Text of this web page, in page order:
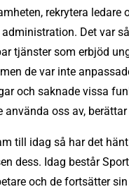
rekrytera ledare
Det var
tjänster som erbjöd
de var inte
och saknade vissa
använda oss av, berättar
till idag så har det
dess. Idag består
och de fortsätter